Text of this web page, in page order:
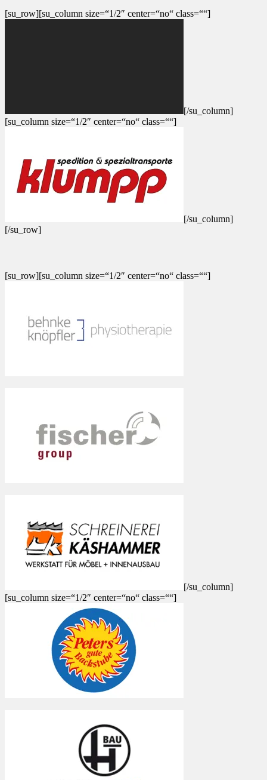
[su_row][su_column size=“1/2″ center=“no“ class=““]
[/su_column]
[su_column size=“1/2″ center=“no“ class=““]
[/su_column]
[/su_row]
[su_row][su_column size=“1/2″ center=“no“ class=““]
[/su_column]
[su_column size=“1/2″ center=“no“ class=““]